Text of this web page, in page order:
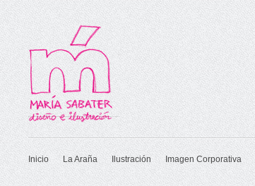
Inicio La Araña Ilustración Imagen Corporativa